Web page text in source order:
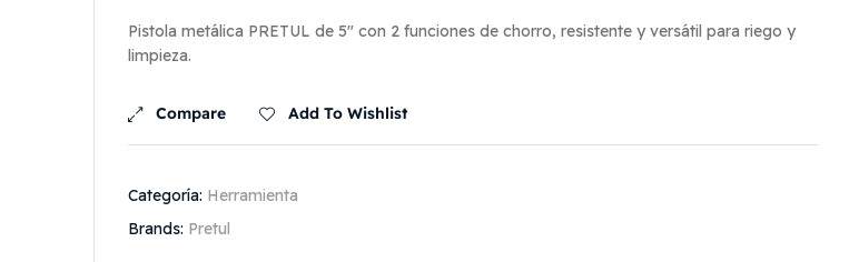
Pistola metálica PRETUL de 5″ con 2 funciones de chorro, resistente y versátil para riego y
limpieza.
Compare Add To Wishlist
Categoría: Herramienta
Brands: Pretul